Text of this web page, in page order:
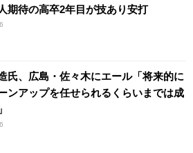
期待の高卒2年目が技あり安打
氏、広島・佐々木にエール「将来的に
ンアップを任せられるくらいまでは成